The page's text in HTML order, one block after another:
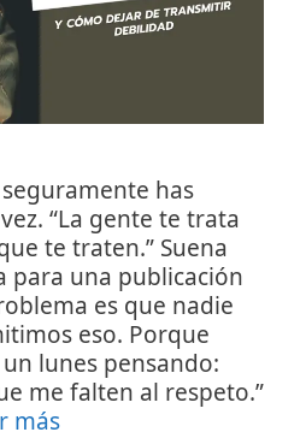
has
“La gente te trata
te traten.” Suena
para una publicación
es que nadie
eso. Porque
lunes pensando:
me falten al respeto.”
más